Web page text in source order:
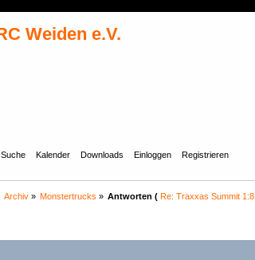
Suche Kalender Downloads Einloggen Registrieren
Archiv» Monstertrucks » Antworten (Re: Traxxas Summit 1:8